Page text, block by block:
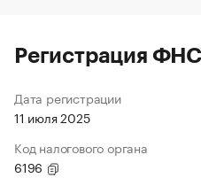
Регистрация ФНС
Дата регистрации
11 июля 2025
Код налогового органа
6196